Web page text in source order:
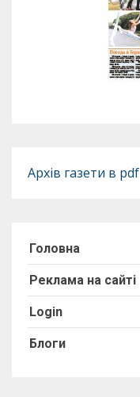
Архів газети в pdf
Головна
Реклама на сайті
Login
Блоги